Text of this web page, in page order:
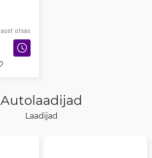
laost otsas
Autolaadijad
Laadijad